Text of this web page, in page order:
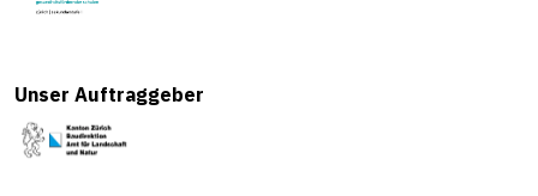
Unser Auftraggeber